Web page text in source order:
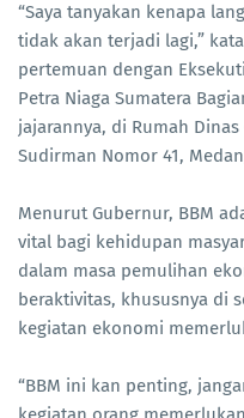
“Saya tanyakan kenapa
tidak akan terjadi lagi,”
pertemuan dengan
Petra Niaga Sumatera
jajarannya, di Rumah
Sudirman Nomor 41,
Menurut Gubernur, BBM
vital bagi kehidupan
dalam masa pemulihan
beraktivitas, khususnya di
kegiatan ekonomi
“BBM ini kan penting,